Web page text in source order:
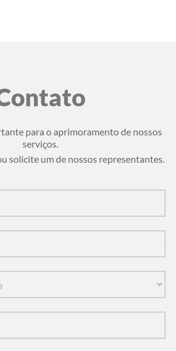
para o aprimoramento de nossos
serviços.
solicite um de nossos representantes.